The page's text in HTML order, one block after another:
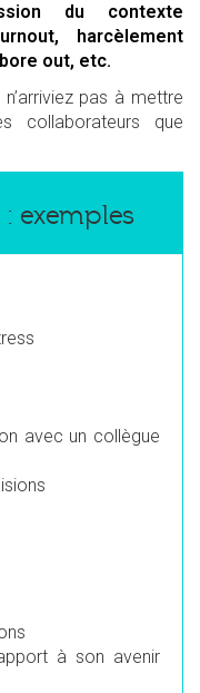
du contexte
harcèlement
out, etc.
pas à mettre
collaborateurs que
exemples
avec un collègue
à son avenir